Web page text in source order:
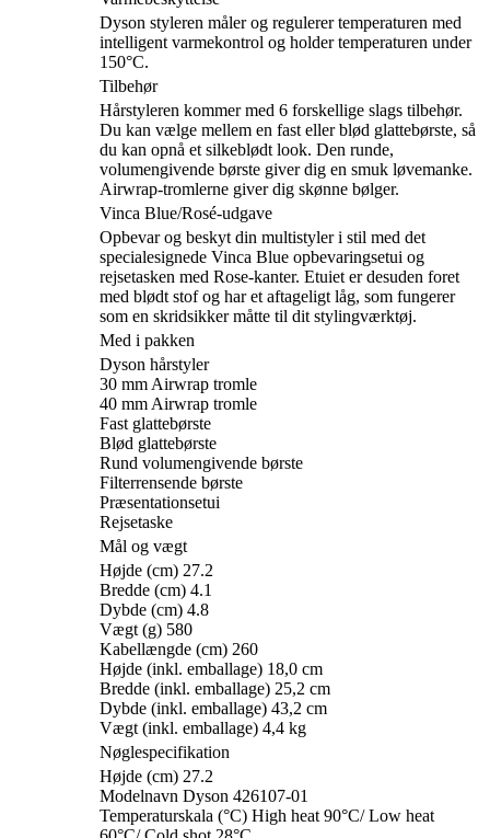
Dyson styleren måler og regulerer temperaturen med
intelligent varmekontrol og holder temperaturen under
150°C.
Tilbehør
Hårstyleren kommer med 6 forskellige slags tilbehør.
Du kan vælge mellem en fast eller blød glattebørste, så
du kan opnå et silkeblødt look. Den runde,
volumengivende børste giver dig en smuk løvemanke.
Airwrap-tromlerne giver dig skønne bølger.
Vinca Blue/Rosé-udgave
Opbevar og beskyt din multistyler i stil med det
specialesignede Vinca Blue opbevaringsetui og
rejsetasken med Rose-kanter. Etuiet er desuden foret
med blødt stof og har et aftageligt låg, som fungerer
som en skridsikker måtte til dit stylingværktøj.
Med i pakken
Dyson hårstyler
30 mm Airwrap tromle
40 mm Airwrap tromle
Fast glattebørste
Blød glattebørste
Rund volumengivende børste
Filterrensende børste
Præsentationsetui
Rejsetaske
Mål og vægt
Højde (cm) 27.2
Bredde (cm) 4.1
Dybde (cm) 4.8
Vægt (g) 580
Kabellængde (cm) 260
Højde (inkl. emballage) 18,0 cm
Bredde (inkl. emballage) 25,2 cm
Dybde (inkl. emballage) 43,2 cm
Vægt (inkl. emballage) 4,4 kg
Nøglespecifikation
Højde (cm) 27.2
Modelnavn Dyson 426107-01
Temperaturskala (°C) High heat 90°C/ Low heat